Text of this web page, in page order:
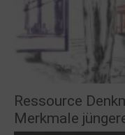
Ressource
Merkmale